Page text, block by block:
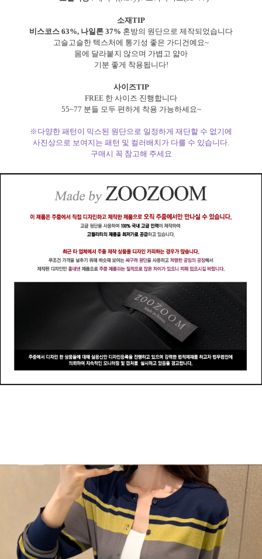
소재TIP
비스코스 63%, 나일론 37% 혼방의 원단으로 제작되었습니다
고슬고슬한 텍스처에 통기성 좋은 가디건예요~
몸에 달라붙지 않으며 가볍고 얇아
기분 좋게 착용됩니다!
사이즈TIP
FREE 한 사이즈 진행합니다
55~77 분들 모두 편하게 착용 가능하세요~
※다양한 패턴이 믹스된 원단으로 일정하게 재단할 수 없기에
사진상으로 보여지는 패턴 및 컬러배치가 다를 수 있습니다.
구매시 꼭 참고해 주세요